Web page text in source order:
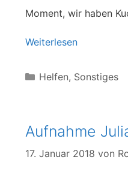
Moment, wir haben
Weiterlesen
Kategorien
Helfen, Sonstiges
Aufnahme
17. Januar 2018 von